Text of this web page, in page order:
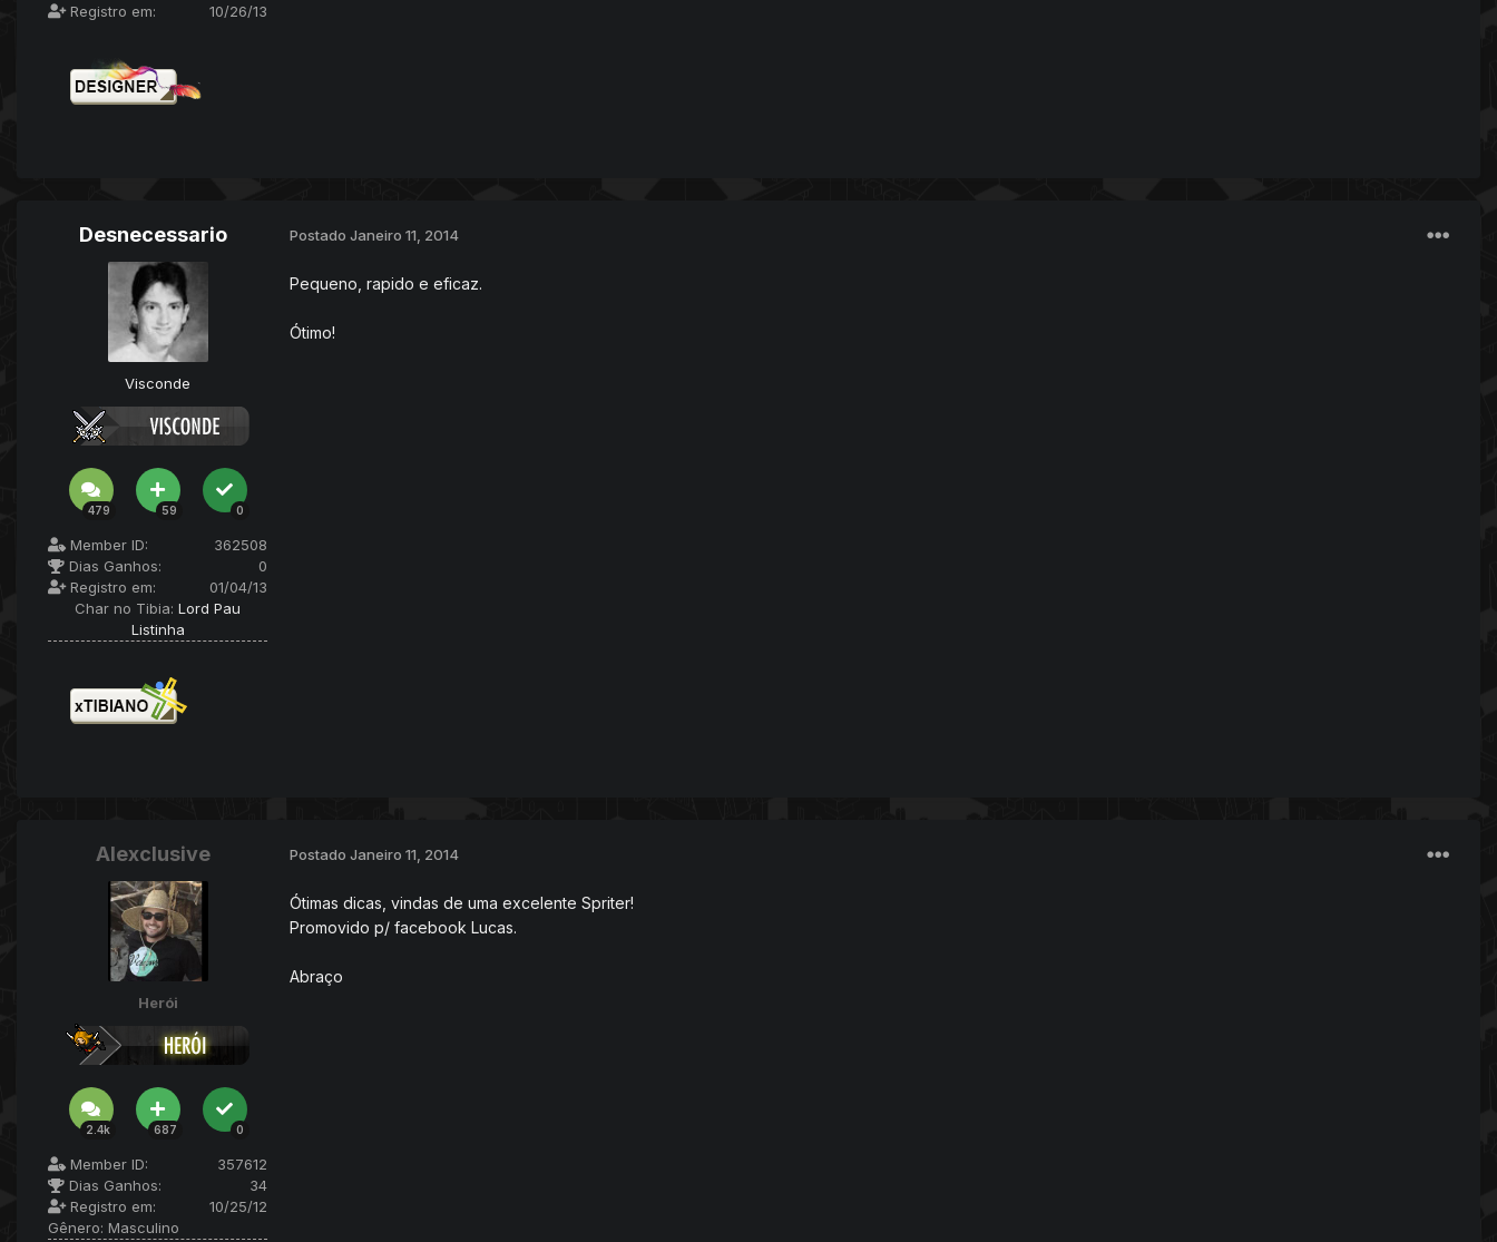
Registro em:
10/26/13
Desnecessario
Visconde
479 59 0
Member ID:
362508
Dias Ganhos:
0
Registro em:
01/04/13
Char no Tibia: Lord Pau
Listinha
Postado Janeiro 11, 2014
Pequeno, rapido e eficaz.
Ótimo!
Alexclusive
Herói
2.4k 687 0
Member ID:
357612
Dias Ganhos:
34
Registro em:
10/25/12
Gênero: Masculino
Postado Janeiro 11, 2014
Ótimas dicas, vindas de uma excelente Spriter!
Promovido p/ facebook Lucas.
Abraço